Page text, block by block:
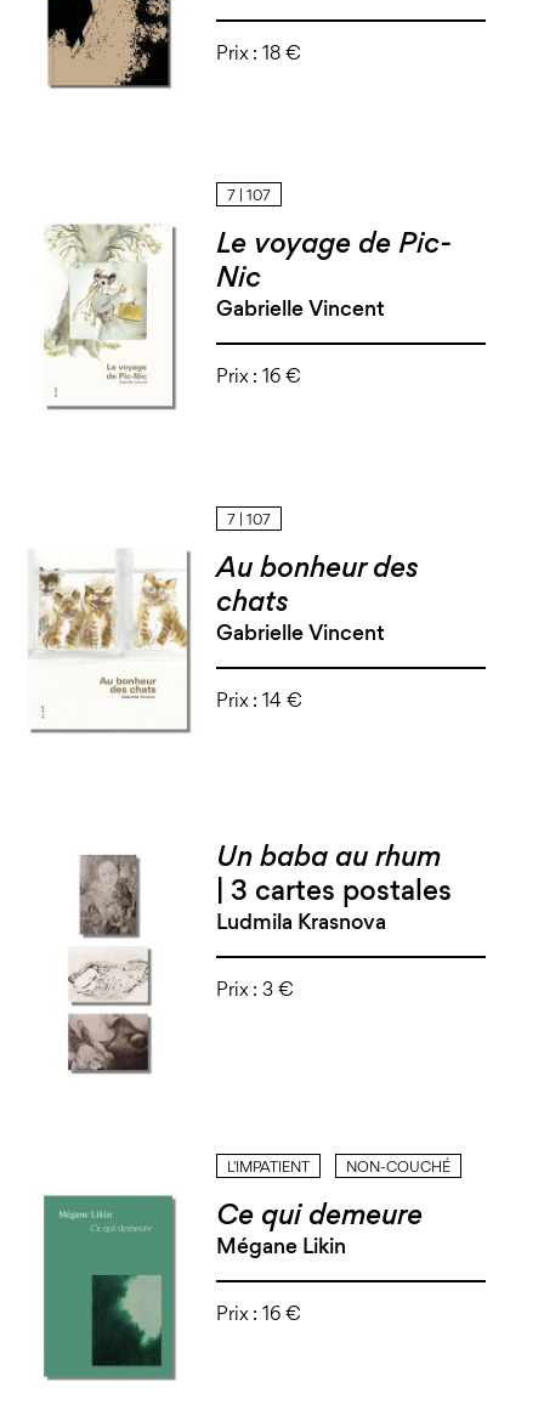
Prix : 18 €
7 | 107
Le voyage de Pic-
Nic
Gabrielle Vincent
Prix : 16 €
7 | 107
Au bonheur des
chats
Gabrielle Vincent
Prix : 14 €
Un baba au rhum
| 3 cartes postales
Ludmila Krasnova
Prix : 3 €
L'IMPATIENT NON-COUCHÉ
Ce qui demeure
Mégane Likin
Prix : 16 €